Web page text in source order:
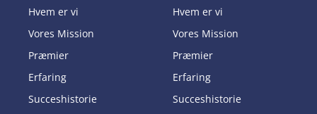
Hvem er vi
Vores Mission
Præmier
Erfaring
Succeshistorie
Hvem er vi
Vores Mission
Præmier
Erfaring
Succeshistorie